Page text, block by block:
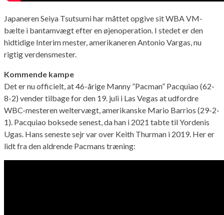
Japaneren Seiya Tsutsumi har måttet opgive sit WBA VM-
bælte i bantamvægt efter en øjenoperation. I stedet er den
hidtidige Interim mester, amerikaneren Antonio Vargas, nu
rigtig verdensmester.
Kommende kampe
Det er nu officielt, at 46-årige Manny ”Pacman” Pacquiao (62-
8-2) vender tilbage for den 19. juli i Las Vegas at udfordre
WBC-mesteren weltervægt, amerikanske Mario Barrios (29-2-
1). Pacquiao boksede senest, da han i 2021 tabte til Yordenis
Ugas. Hans seneste sejr var over Keith Thurman i 2019. Her er
lidt fra den aldrende Pacmans træning: